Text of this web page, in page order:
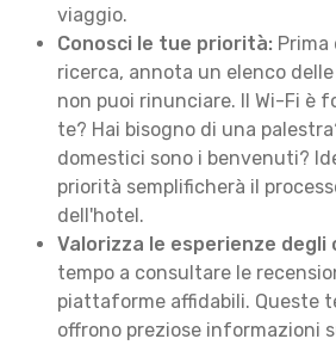
viaggio.
Conosci le tue priorità: Prima
ricerca, annota un elenco
non puoi rinunciare. Il Wi-Fi è
te? Hai bisogno di una
domestici sono i benvenuti?
priorità semplificherà il
dell'hotel.
Valorizza le esperienze degli
tempo a consultare le
piattaforme affidabili. Queste
offrono preziose informazioni